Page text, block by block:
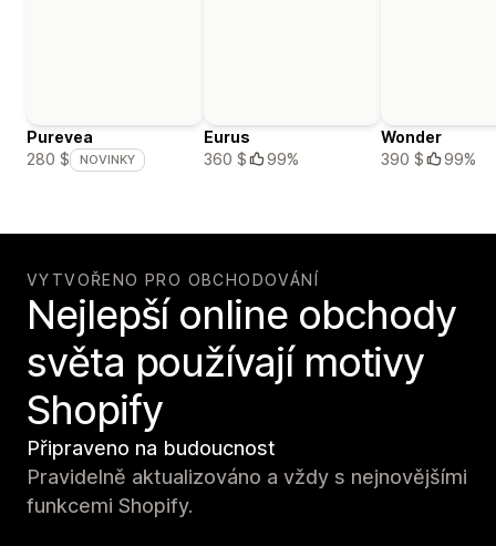
Purevea
280 $
NOVINKY
Eurus
360 $
99%
Wonder
390 $
99%
VYTVOŘENO PRO OBCHODOVÁNÍ
Nejlepší online obchody
světa používají motivy
Shopify
Připraveno na budoucnost
Pravidelně aktualizováno a vždy s nejnovějšími
funkcemi Shopify.